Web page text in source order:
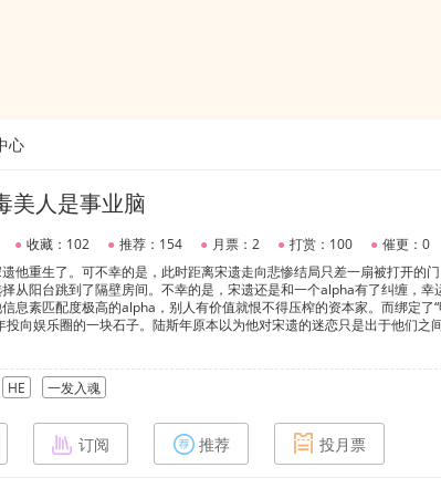
心
美人是事业脑
● 收藏：102 ● 推荐：154 ● 月票：2 ● 打赏：100 ● 催更：0
他重生了。可不幸的是，此时距离宋遗走向悲惨结局只差一扇被打开的
从阳台跳到了隔壁房间。不幸的是，宋遗还是和一个alpha有了纠缠，幸
息素匹配度极高的alpha，别人有价值就恨不得压榨的资本家。而绑定了
投向娱乐圈的一块石子。陆斯年原本以为他对宋遗的迷恋只是出于他们之
妻之路……求生欲极强事业脑貌美万人迷受vs先走肾后走心无比沉沦疯狂
HE 一发入魂
订阅 推荐 投月票